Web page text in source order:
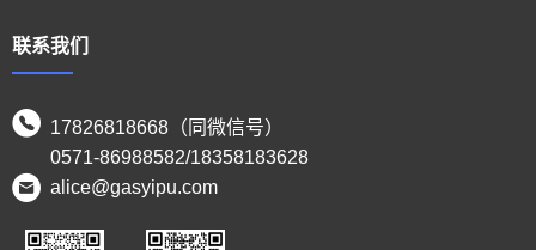
联系我们
17826818668（同微信号）
0571-86988582/18358183628
alice@gasyipu.com